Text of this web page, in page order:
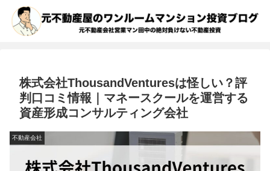
株式会社ThousandVenturesは怪しい？評
判口コミ情報｜マネースクールを運営する
資産形成コンサルティング会社
不動産会社